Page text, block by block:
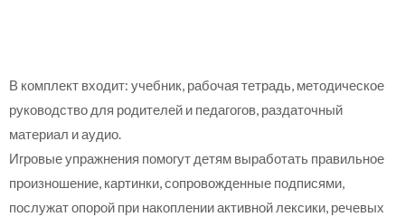
В комплект входит: учебник, рабочая тетрадь, методическое
руководство для родителей и педагогов, раздаточный
материал и аудио.
Игровые упражнения помогут детям выработать правильное
произношение, картинки, сопровожденные подписями,
послужат опорой при накоплении активной лексики, речевых